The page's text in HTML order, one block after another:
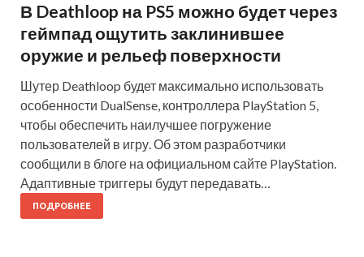
В Deathloop на PS5 можно будет через
геймпад ощутить заклинившее
оружие и рельеф поверхности
Шутер Deathloop будет максимально использовать
особенности DualSense, контроллера PlayStation 5,
чтобы обеспечить наилучшее погружение
пользователей в игру. Об этом разработчики
сообщили в блоге на официальном сайте PlayStation.
Адаптивные триггеры будут передавать…
ПОДРОБНЕЕ